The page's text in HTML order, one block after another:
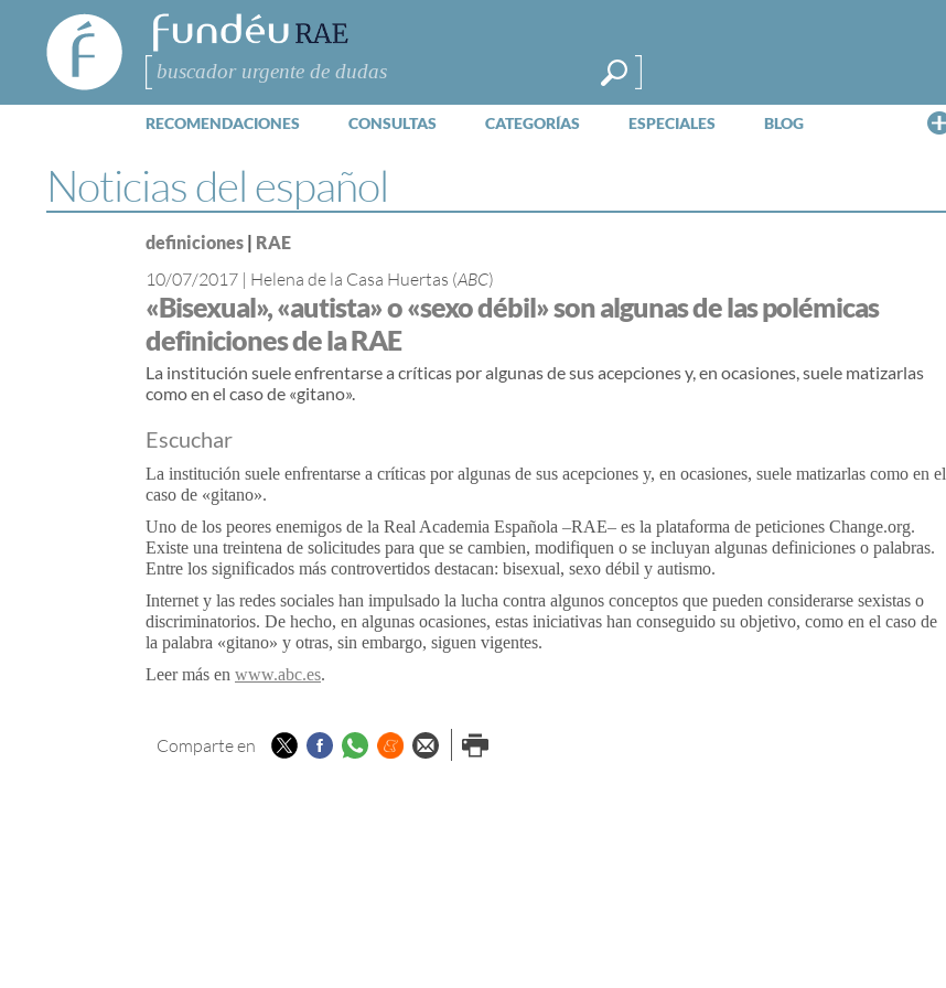
FundéuRAE
- Fundación
del Español
Urgente
Buscar
RECOMENDACIONES CONSULTAS CATEGORÍAS ESPECIALES BLOG
Noticias del español
definiciones | RAE
10/07/2017 | Helena de la Casa Huertas (ABC)
«Bisexual», «autista» o «sexo débil» son algunas de las polémicas
definiciones de la RAE
La institución suele enfrentarse a críticas por algunas de sus acepciones y, en ocasiones, suele matizarlas
como en el caso de «gitano».
Escuchar
La institución suele enfrentarse a críticas por algunas de sus acepciones y, en ocasiones, suele matizarlas como en el
caso de «gitano».
Uno de los peores enemigos de la Real Academia Española –RAE– es la plataforma de peticiones Change.org.
Existe una treintena de solicitudes para que se cambien, modifiquen o se incluyan algunas definiciones o palabras.
Entre los significados más controvertidos destacan: bisexual, sexo débil y autismo.
Internet y las redes sociales han impulsado la lucha contra algunos conceptos que pueden considerarse sexistas o
discriminatorios. De hecho, en algunas ocasiones, estas iniciativas han conseguido su objetivo, como en el caso de
la palabra «gitano» y otras, sin embargo, siguen vigentes.
Leer más en www.abc.es.
Comparte en TwitterFacebook
Whatsapp
Menéame
Enviar porImprimir